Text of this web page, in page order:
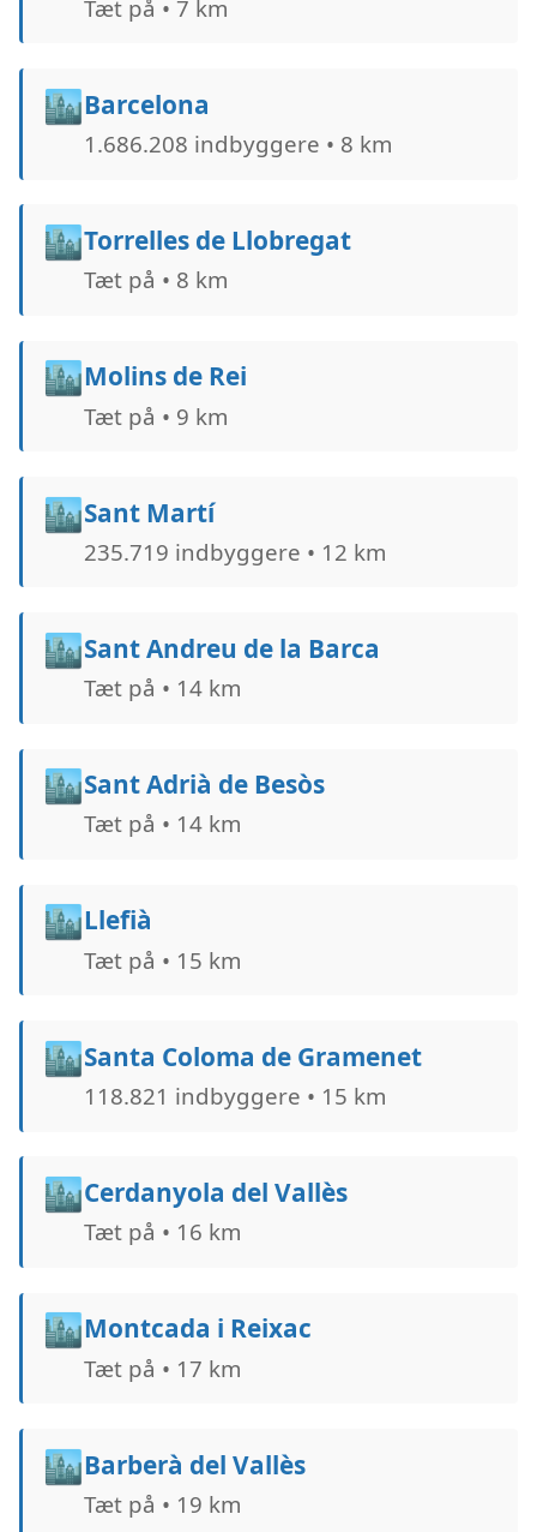
Tæt på • 7 km
🏙️Barcelona
1.686.208 indbyggere • 8 km
🏙️Torrelles de Llobregat
Tæt på • 8 km
🏙️Molins de Rei
Tæt på • 9 km
🏙️Sant Martí
235.719 indbyggere • 12 km
🏙️Sant Andreu de la Barca
Tæt på • 14 km
🏙️Sant Adrià de Besòs
Tæt på • 14 km
🏙️Llefià
Tæt på • 15 km
🏙️Santa Coloma de Gramenet
118.821 indbyggere • 15 km
🏙️Cerdanyola del Vallès
Tæt på • 16 km
🏙️Montcada i Reixac
Tæt på • 17 km
🏙️Barberà del Vallès
Tæt på • 19 km